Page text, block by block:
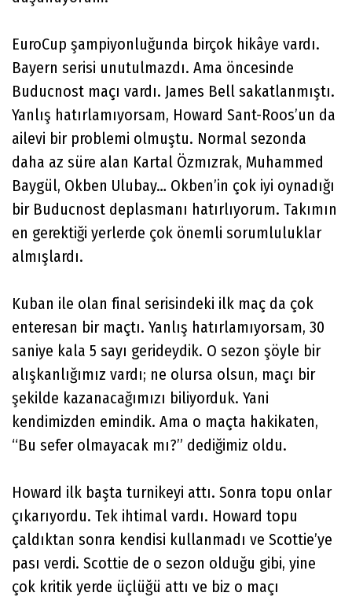
EuroCup şampiyonluğunda birçok hikâye vardı.
Bayern serisi unutulmazdı. Ama öncesinde
Buducnost maçı vardı. James Bell sakatlanmıştı.
Yanlış hatırlamıyorsam, Howard Sant-Roos’un da
ailevi bir problemi olmuştu. Normal sezonda
daha az süre alan Kartal Özmızrak, Muhammed
Baygül, Okben Ulubay… Okben’in çok iyi oynadığı
bir Buducnost deplasmanı hatırlıyorum. Takımın
en gerektiği yerlerde çok önemli sorumluluklar
almışlardı.
Kuban ile olan final serisindeki ilk maç da çok
enteresan bir maçtı. Yanlış hatırlamıyorsam, 30
saniye kala 5 sayı gerideydik. O sezon şöyle bir
alışkanlığımız vardı; ne olursa olsun, maçı bir
şekilde kazanacağımızı biliyorduk. Yani
kendimizden emindik. Ama o maçta hakikaten,
“Bu sefer olmayacak mı?” dediğimiz oldu.
Howard ilk başta turnikeyi attı. Sonra topu onlar
çıkarıyordu. Tek ihtimal vardı. Howard topu
çaldıktan sonra kendisi kullanmadı ve Scottie’ye
pası verdi. Scottie de o sezon olduğu gibi, yine
çok kritik yerde üçlüğü attı ve biz o maçı